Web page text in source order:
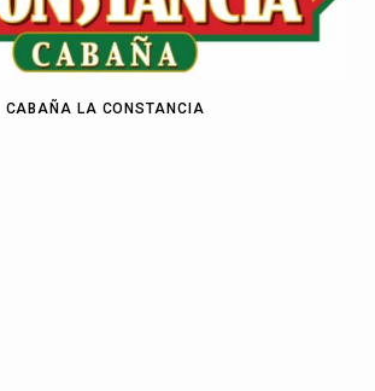
CABAÑA LA CONSTANCIA